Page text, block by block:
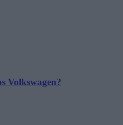
Volkswagen?